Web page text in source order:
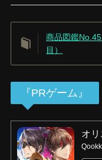
商品図鑑
目）
『PRゲーム』
オ